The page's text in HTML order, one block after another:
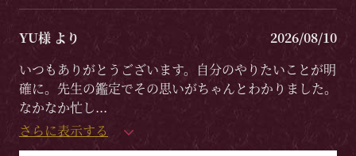
YU様 より
2026/08/10
いつもありがとうございます。自分のやりたいことが明
確に。先生の鑑定でその思いがちゃんとわかりました。
なかなか忙し...
さらに表示する